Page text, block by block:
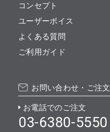
コンセプト
ユーザーボイス
よくある質問
ご利用ガイド
お問い合わせ・ご注文
お電話でのご注文
03-6380-5550